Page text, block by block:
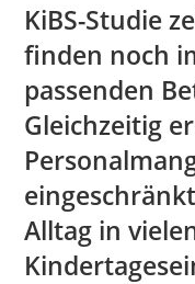
KiBS-Studie
finden noch
passenden
Gleichzeitig
Alltag in